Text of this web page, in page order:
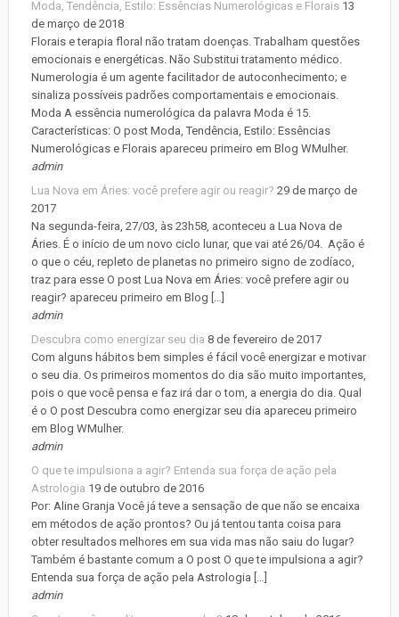
Moda, Tendência, Estilo: Essências Numerológicas e Florais 13
de março de 2018
Florais e terapia floral não tratam doenças. Trabalham questões
emocionais e energéticas. Não Substitui tratamento médico.
Numerologia é um agente facilitador de autoconhecimento; e
sinaliza possíveis padrões comportamentais e emocionais.
Moda A essência numerológica da palavra Moda é 15.
Características: O post Moda, Tendência, Estilo: Essências
Numerológicas e Florais apareceu primeiro em Blog WMulher.
admin
Lua Nova em Áries: você prefere agir ou reagir? 29 de março de
2017
Na segunda-feira, 27/03, às 23h58, aconteceu a Lua Nova de
Áries. É o início de um novo ciclo lunar, que vai até 26/04. Ação é
o que o céu, repleto de planetas no primeiro signo de zodíaco,
traz para esse O post Lua Nova em Áries: você prefere agir ou
reagir? apareceu primeiro em Blog […]
admin
Descubra como energizar seu dia 8 de fevereiro de 2017
Com alguns hábitos bem simples é fácil você energizar e motivar
o seu dia. Os primeiros momentos do dia são muito importantes,
pois o que você pensa e faz irá dar o tom, a energia do dia. Qual
é o O post Descubra como energizar seu dia apareceu primeiro
em Blog WMulher.
admin
O que te impulsiona a agir? Entenda sua força de ação pela
Astrologia 19 de outubro de 2016
Por: Aline Granja Você já teve a sensação de que não se encaixa
em métodos de ação prontos? Ou já tentou tanta coisa para
obter resultados melhores em sua vida mas não saiu do lugar?
Também é bastante comum a O post O que te impulsiona a agir?
Entenda sua força de ação pela Astrologia […]
admin